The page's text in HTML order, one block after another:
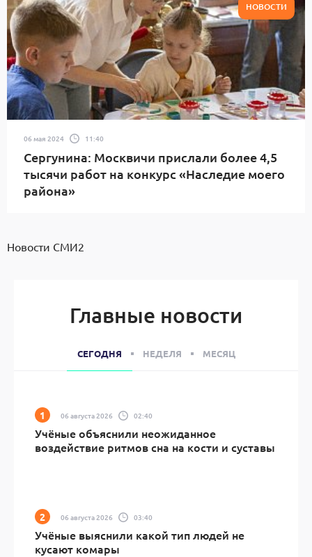
НОВОСТИ
06 мая 2024 11:40
Сергунина: Москвичи прислали более 4,5
тысячи работ на конкурс «Наследие моего
района»
Новости СМИ2
Главные новости
СЕГОДНЯ НЕДЕЛЯ МЕСЯЦ
06 августа 2026 02:40
Учёные объяснили неожиданное
воздействие ритмов сна на кости и суставы
06 августа 2026 03:40
Учёные выяснили какой тип людей не
кусают комары